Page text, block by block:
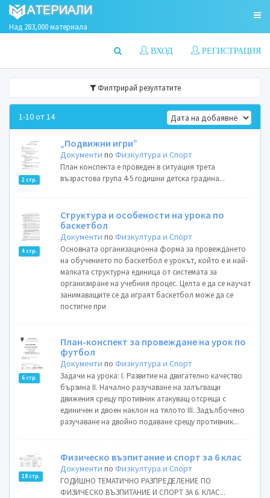
Над 283,000 материала
РЕГИСТРАЦИЯ
ВХОД
Филтрирай резултатите
1-10 от 14
2 стр.
„Подвижни игри”
Документи поФизкултура и Спорт
План конспекта е проведен в ситуация трета
възрастова група 4-5 годишни детска градина...
4 стр.
Структура и особености на урока по
баскетбол
Документи поФизкултура и Спорт
Основната организационна форма за провеждането
на обучението по баскетбол е урокът, който е и най-
малката структурна единица от системата за
организиране на учебния процес. Целта е да се научат
занимаващите се да играят баскетбол може да се
постигне при
6 стр.
План-конспект за провеждане на урок по
футбол
Документи поФизкултура и Спорт
Задачи на урока: I. Развитие на двигателно качество
бързина II. Начално разучаване на залъгващи
движения срещу противник атакуващ отсреща с
единичен и двоен наклон на тялото III. Задълбочено
разучаване на двойно подаване срещу противник...
18 стр.
Физическо възпитание и спорт за 6 клас
Документи поФизкултура и Спорт
ГОДИШНО ТЕМАТИЧНО РАЗПРЕДЕЛЕНИЕ ПО
ФИЗИЧЕСКО ВЪЗПИТАНИЕ И СПОРТ ЗА 6. КЛАС...